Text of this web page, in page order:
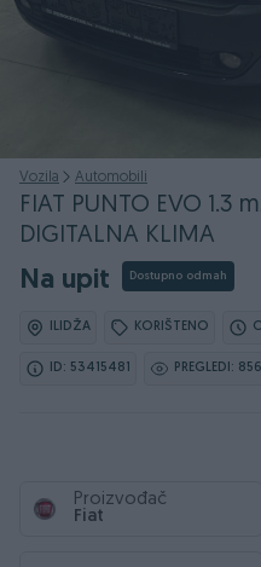
Vozila Automobili
FIAT PUNTO EVO 1.3
DIGITALNA KLIMA
Na upit Dostupno odmah
ILIDŽA KORIŠTENO
ID: 53415481 PREGLEDI: 856
Proizvođač
Fiat